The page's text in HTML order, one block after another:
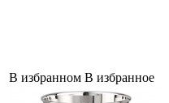
В избранном В избранное